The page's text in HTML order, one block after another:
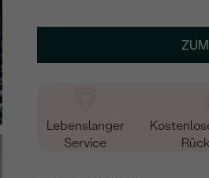
Geben Sie Initialen/Text ein
Lebenslanger
Service